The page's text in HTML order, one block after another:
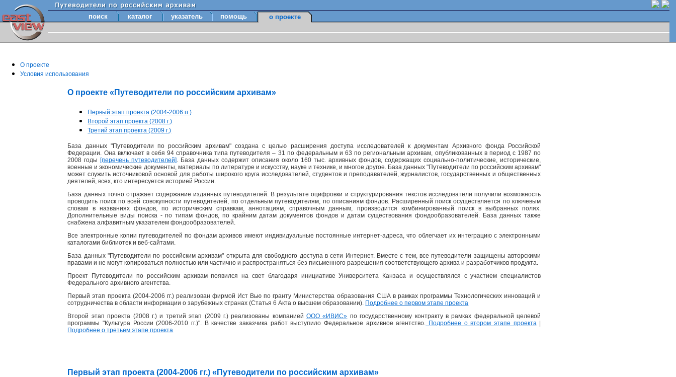
поиск каталог указатель помощь о проекте
О проекте
Условия использования
О проекте «Путеводители по российским архивам»
Первый этап проекта (2004-2006 гг.)
Второй этап проекта (2008 г.)
Третий этап проекта (2009 г.)
База данных "Путеводители по российским архивам" создана с целью расширения доступа исследователей к документам Архивного фонда Российской
Федерации. Она включает в себя 94 справочника типа путеводителя – 31 по федеральным и 63 по региональным архивам, опубликованных в период с 1987 по
2008 годы [перечень путеводителей]. База данных содержит описания около 160 тыс. архивных фондов, содержащих социально-политические, исторические,
военные и экономические документы, материалы по литературе и искусству, науке и технике, и многое другое. База данных "Путеводители по российским архивам"
может служить источниковой основой для работы широкого круга исследователей, студентов и преподавателей, журналистов, государственных и общественных
деятелей, всех, кто интересуется историей России.
База данных точно отражает содержание изданных путеводителей. В результате оцифровки и структурирования текстов исследователи получили возможность
проводить поиск по всей совокупности путеводителей, по отдельным путеводителям, по описаниям фондов. Расширенный поиск осуществляется по ключевым
словам в названиях фондов, по историческим справкам, аннотациям, справочным данным, производится комбинированный поиск в выбранных полях.
Дополнительные виды поиска - по типам фондов, по крайним датам документов фондов и датам существования фондообразователей. База данных также
снабжена алфавитным указателем фондообразователей.
Все электронные копии путеводителей по фондам архивов имеют индивидуальные постоянные интернет-адреса, что облегчает их интеграцию с электронными
каталогами библиотек и веб-сайтами.
База данных "Путеводители по российским архивам" открыта для свободного доступа в сети Интернет. Вместе с тем, все путеводители защищены авторскими
правами и не могут копироваться полностью или частично и распространяться без письменного разрешения соответствующего архива и разработчиков продукта.
Проект Путеводители по российским архивам появился на свет благодаря инициативе Университета Канзаса и осуществлялся с участием специалистов
Федерального архивного агентства.
Первый этап проекта (2004-2006 гг.) реализован фирмой Ист Вью по гранту Министерства образования США в рамках программы Технологических инноваций и
сотрудничества в области информации о зарубежных странах (Статья 6 Акта о высшем образовании). Подробнее о первом этапе проекта
Второй этап проекта (2008 г.) и третий этап (2009 г.) реализованы компаниейООО «ИВИС» по государственному контракту в рамках федеральной целевой
программы "Культура России (2006-2010 гг.)". В качестве заказчика работ выступило Федеральное архивное агентство. Подробнее о втором этапе проекта|
Подробнее о третьем этапе проекта
Первый этап проекта (2004-2006 гг.) «Путеводители по российским архивам»